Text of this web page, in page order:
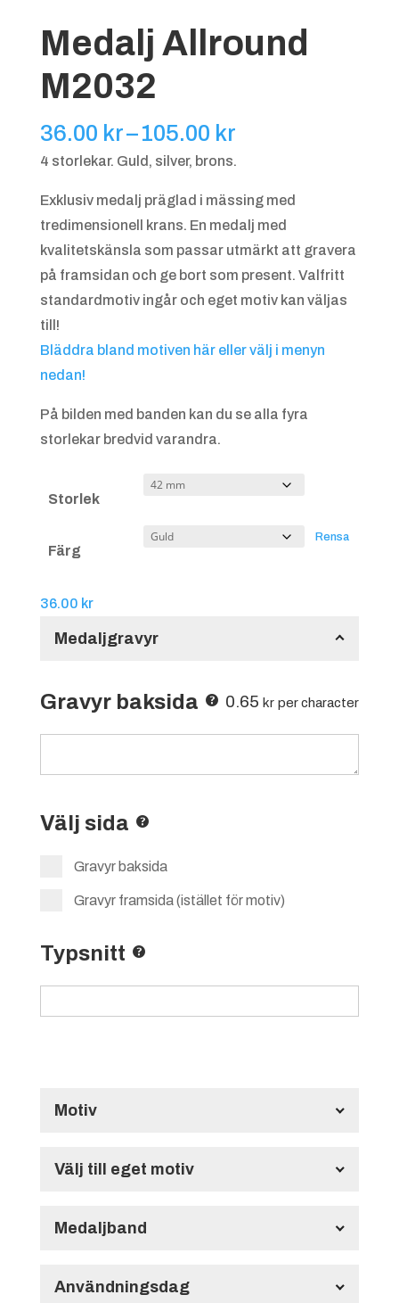
Medalj Allround
M2032
36.00 kr–105.00 krPrisintervall:
105.00 kr
4 storlekar. Guld, silver, brons.
Exklusiv medalj präglad i mässing med
tredimensionell krans. En medalj med
kvalitetskänsla som passar utmärkt att gravera
på framsidan och ge bort som present. Valfritt
standardmotiv ingår och eget motiv kan väljas
till!
Bläddra bland motiven här eller välj i menyn
nedan!
På bilden med banden kan du se alla fyra
storlekar bredvid varandra.
Storlek
Färg
Rensa
36.00 kr
Medaljgravyr
Gravyr baksida 0.65kr per character
Välj sida
Gravyr baksida
Gravyr framsida (istället för motiv)
Typsnitt
Motiv
Välj till eget motiv
kr
Medaljband
700x22 mm
Användningsdag